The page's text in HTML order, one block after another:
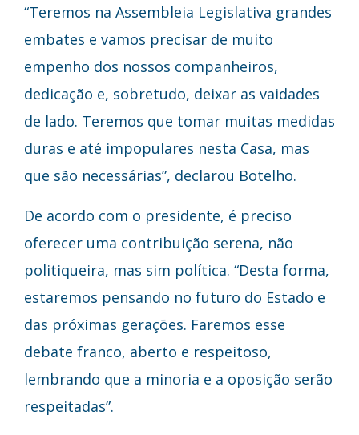
“Teremos na Assembleia Legislativa grandes
embates e vamos precisar de muito
empenho dos nossos companheiros,
dedicação e, sobretudo, deixar as vaidades
de lado. Teremos que tomar muitas medidas
duras e até impopulares nesta Casa, mas
que são necessárias”, declarou Botelho.
De acordo com o presidente, é preciso
oferecer uma contribuição serena, não
politiqueira, mas sim política. “Desta forma,
estaremos pensando no futuro do Estado e
das próximas gerações. Faremos esse
debate franco, aberto e respeitoso,
lembrando que a minoria e a oposição serão
respeitadas”.